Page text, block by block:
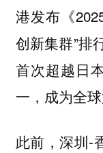
港发布《
创新集群”排
首次超越日
一 ，成为全
此前，深圳-